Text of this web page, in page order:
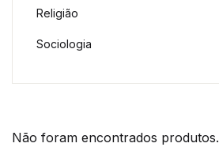
Não foram encontrados produtos.
Religião
Sociologia